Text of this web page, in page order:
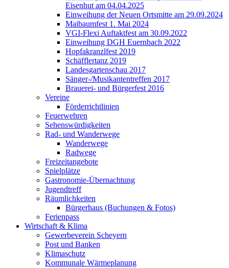
Eisenhut am 04.04.2025
Einweihung der Neuen Ortsmitte am 29.09.2024
Maibaumfest 1. Mai 2024
VGI-Flexi Auftaktfest am 30.09.2022
Einweihung DGH Euernbach 2022
Hopfakranzlfest 2019
Schäfflertanz 2019
Landesgartenschau 2017
Sänger-/Musikantentreffen 2017
Brauerei- und Bürgerfest 2016
Vereine
Förderrichtlinien
Feuerwehren
Sehenswürdigkeiten
Rad- und Wanderwege
Wanderwege
Radwege
Freizeitangebote
Spielplätze
Gastronomie-Übernachtung
Jugendtreff
Räumlichkeiten
Bürgerhaus (Buchungen & Fotos)
Ferienpass
Wirtschaft & Klima
Gewerbeverein Scheyern
Post und Banken
Klimaschutz
Kommunale Wärmeplanung